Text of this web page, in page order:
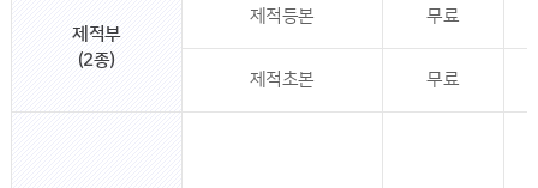
제적부
(2종)
제적등본 무료
제적초본 무료